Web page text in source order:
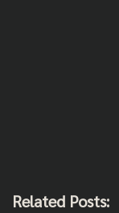
Related Posts: